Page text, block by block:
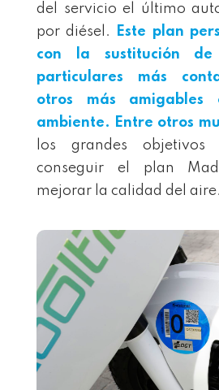
del servicio el último
por diésel.
Este plan
con la sustitución de
particulares más
otros más amigables
ambiente. Entre otros
los grandes
conseguir el plan
mejorar la calidad del aire.